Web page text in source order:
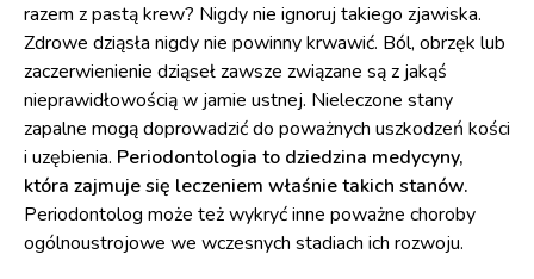
razem z pastą krew? Nigdy nie ignoruj takiego zjawiska.
Zdrowe dziąsła nigdy nie powinny krwawić. Ból, obrzęk lub
zaczerwienienie dziąseł zawsze związane są z jakąś
nieprawidłowością w jamie ustnej. Nieleczone stany
zapalne mogą doprowadzić do poważnych uszkodzeń kości
i uzębienia. Periodontologia to dziedzina medycyny,
która zajmuje się leczeniem właśnie takich stanów.
Periodontolog może też wykryć inne poważne choroby
ogólnoustrojowe we wczesnych stadiach ich rozwoju.